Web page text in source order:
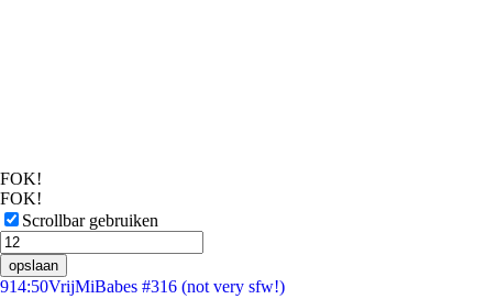
FOK!
FOK!
Scrollbar gebruiken
opslaan
914:50VrijMiBabes #316 (not very sfw!)